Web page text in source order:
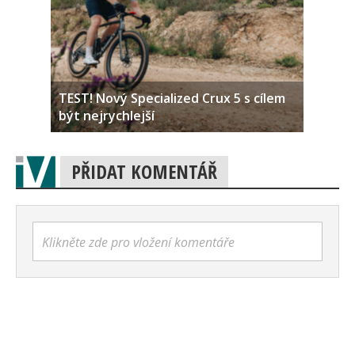
TEST! Nový Specialized Crux 5 s cílem
být nejrychlejší
PŘIDAT KOMENTÁŘ
Klikněte zde pro vložení komentáře